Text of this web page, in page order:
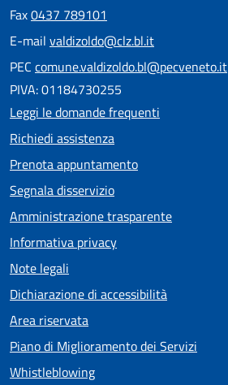
Fax0437 789101
E-mail valdizoldo@clz.bl.it
PEC comune.valdizoldo.bl@pecveneto.it
PIVA: 01184730255
Leggi le domande frequenti
Richiedi assistenza
Prenota appuntamento
Segnala disservizio
Amministrazione trasparente
Informativa privacy
Note legali
Dichiarazione di accessibilità
Area riservata
Piano di Miglioramento dei Servizi
Whistleblowing